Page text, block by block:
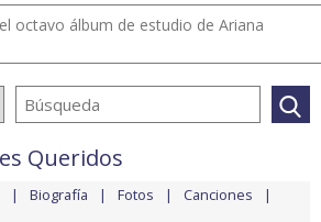
octavo álbum de estudio de Ariana
Queridos
Biografía Fotos Canciones